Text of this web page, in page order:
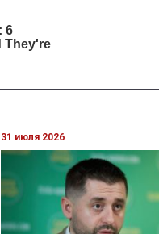
31 июля 2026